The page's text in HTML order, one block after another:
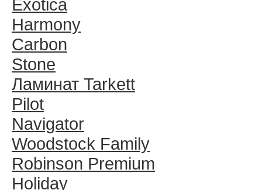
Exotica
Harmony
Carbon
Stone
Ламинат Tarkett
Pilot
Navigator
Woodstock Family
Robinson Premium
Holiday